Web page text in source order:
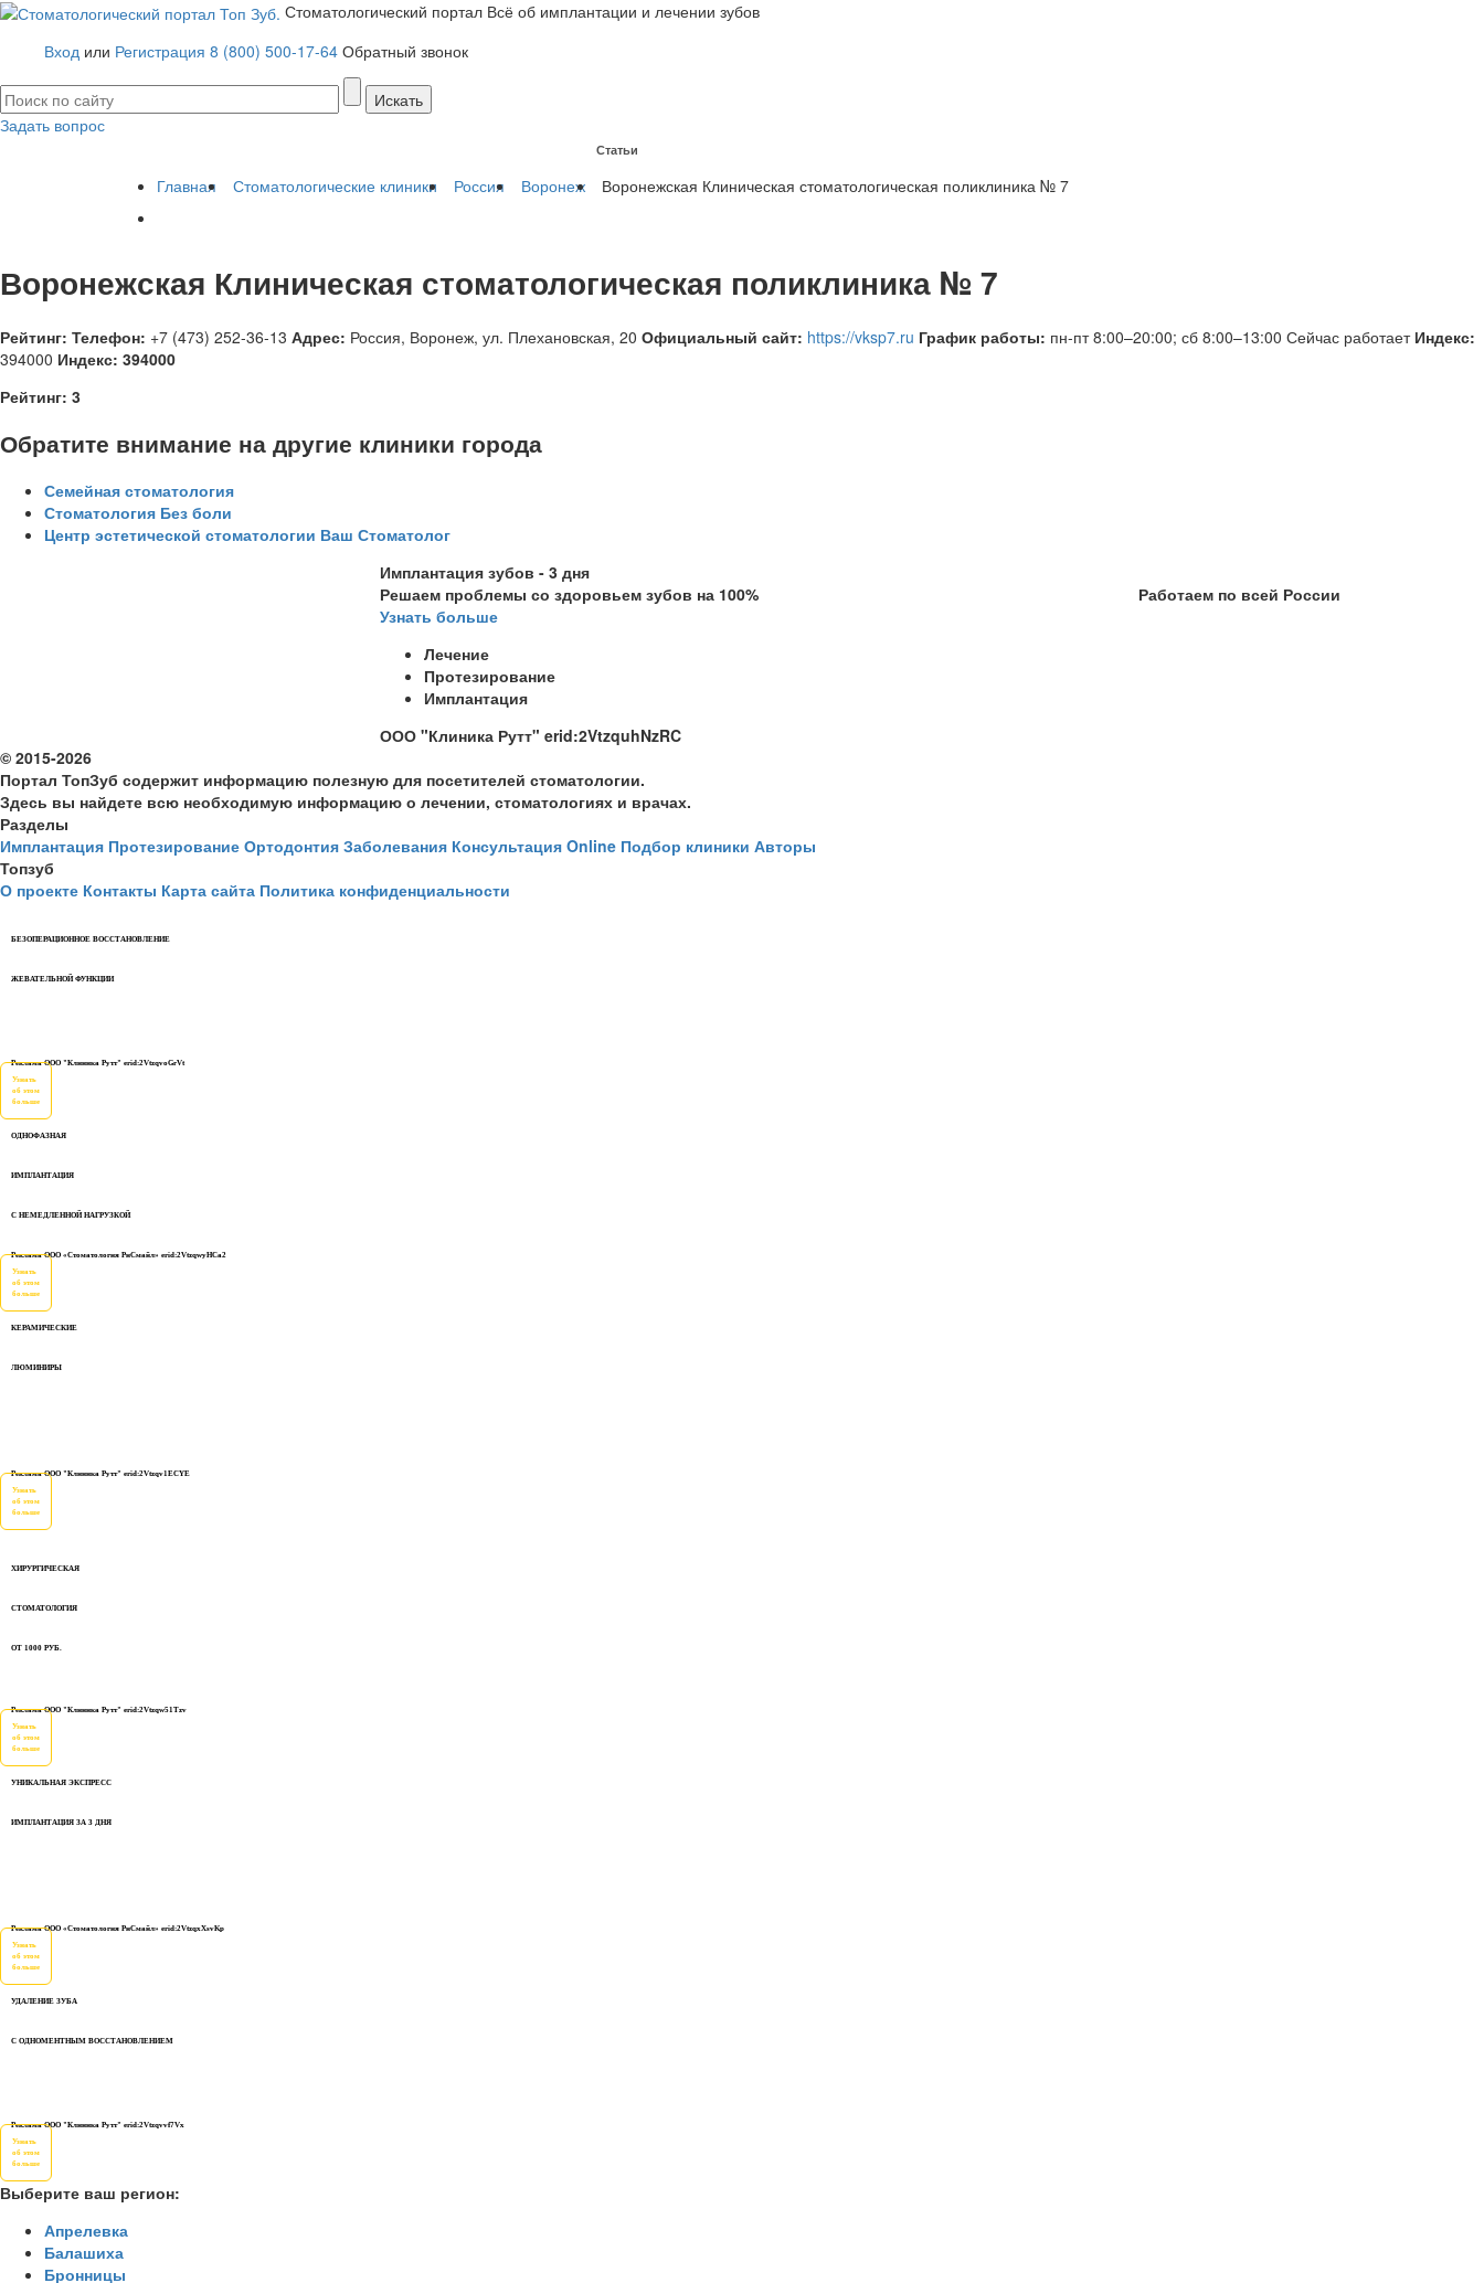
Стоматологический портал Всё об имплантации и лечении зубов
Вход или Регистрация 8 (800) 500-17-64 Обратный звонок
Задать вопрос
Статьи
Главная Стоматологические клиники Россия Воронеж Воронежская Клиническая стоматологическая поликлиника № 7
Воронежская Клиническая стоматологическая поликлиника № 7
Рейтинг: Телефон: +7 (473) 252-36-13 Адрес: Россия, Воронеж, ул. Плехановская, 20 Официальный сайт: https://vksp7.ru График работы: пн-пт 8:00–20:00; сб 8:00–13:00 Сейчас работает Индекс:
394000 Индекс: 394000
Рейтинг: 3
Обратите внимание на другие клиники города
Семейная стоматология
Стоматология Без боли
Центр эстетической стоматологии Ваш Стоматолог
Имплантация зубов - 3 дня
Решаем проблемы со здоровьем зубов на 100%
Узнать больше
Лечение
Протезирование
Имплантация
ООО "Клиника Рутт" erid:2VtzquhNzRC
Работаем по всей России
© 2015-2026
Портал ТопЗуб содержит информацию полезную для посетителей стоматологии.
Здесь вы найдете всю необходимую информацию о лечении, стоматологиях и врачах.
Разделы
Имплантация Протезирование Ортодонтия Заболевания Консультация Online Подбор клиники Авторы
Топзуб
О проекте Контакты Карта сайта Политика конфиденциальности
БЕЗОПЕРАЦИОННОЕ ВОССТАНОВЛЕНИЕ
ЖЕВАТЕЛЬНОЙ ФУНКЦИИ
Реклама ООО "Клиника Рутт" erid:2VtzqvoGrVt
Узнать
об этом
больше
ОДНОФАЗНАЯ
ИМПЛАНТАЦИЯ
С НЕМЕДЛЕННОЙ НАГРУЗКОЙ
Реклама ООО «Стоматология РиСмайл» erid:2VtzqwyHCa2
Узнать
об этом
больше
КЕРАМИЧЕСКИЕ
ЛЮМИНИРЫ
Реклама ООО "Клиника Рутт" erid:2Vtzqv1ECYE
Узнать
об этом
больше
ХИРУРГИЧЕСКАЯ
СТОМАТОЛОГИЯ
ОТ 1000 РУБ.
Реклама ООО "Клиника Рутт" erid:2Vtzqw51Tzv
Узнать
об этом
больше
УНИКАЛЬНАЯ ЭКСПРЕСС
ИМПЛАНТАЦИЯ ЗА 3 ДНЯ
Реклама ООО «Стоматология РиСмайл» erid:2VtzqxXsvKp
Узнать
об этом
больше
УДАЛЕНИЕ ЗУБА
С ОДНОМЕНТНЫМ ВОССТАНОВЛЕНИЕМ
Реклама ООО "Клиника Рутт" erid:2Vtzqvvf7Vx
Узнать
об этом
больше
Выберите ваш регион:
Апрелевка
Балашиха
Бронницы